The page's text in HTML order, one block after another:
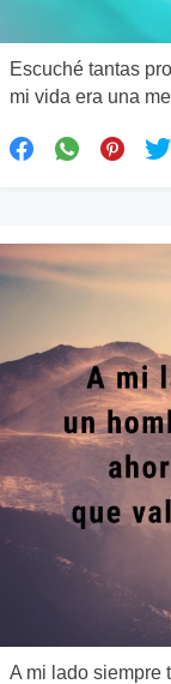
Escuché tantas
mi vida era una
A mi lado siempre